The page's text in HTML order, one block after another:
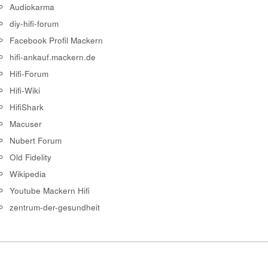
Audiokarma
diy-hifi-forum
Facebook Profil Mackern
hifi-ankauf.mackern.de
Hifi-Forum
Hifi-Wiki
HifiShark
Macuser
Nubert Forum
Old Fidelity
Wikipedia
Youtube Mackern Hifi
zentrum-der-gesundheit